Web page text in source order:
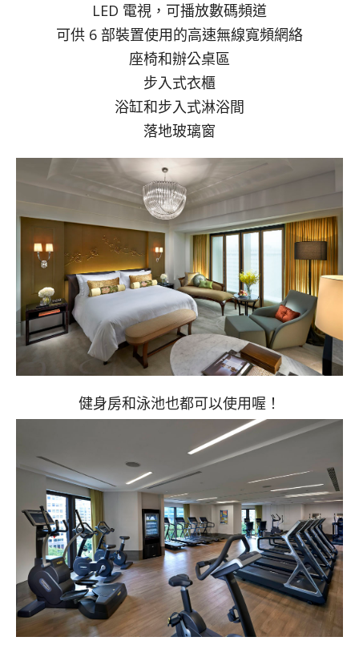
LED 電視，可播放數碼頻道
可供 6 部裝置使用的高速無線寬頻網絡
座椅和辦公桌區
步入式衣櫃
浴缸和步入式淋浴間
落地玻璃窗
健身房和泳池也都可以使用喔！